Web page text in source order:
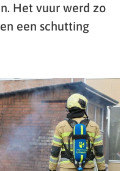
Het vuur werd zo
een schutting